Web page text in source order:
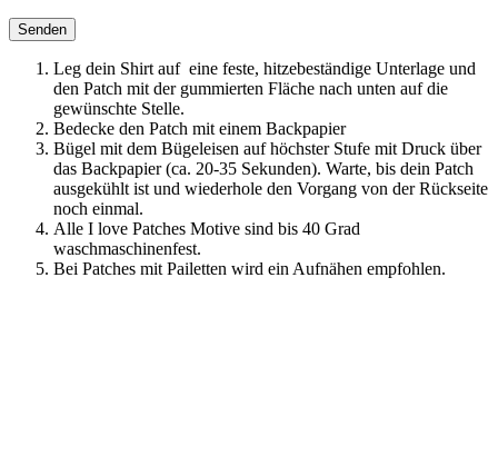
Leg dein Shirt auf eine feste, hitzebeständige Unterlage und
den Patch mit der gummierten Fläche nach unten auf die
gewünschte Stelle.
Bedecke den Patch mit einem Backpapier
Bügel mit dem Bügeleisen auf höchster Stufe mit Druck über
das Backpapier (ca. 20-35 Sekunden). Warte, bis dein Patch
ausgekühlt ist und wiederhole den Vorgang von der Rückseite
noch einmal.
Alle I love Patches Motive sind bis 40 Grad
waschmaschinenfest.
Bei Patches mit Pailetten wird ein Aufnähen empfohlen.